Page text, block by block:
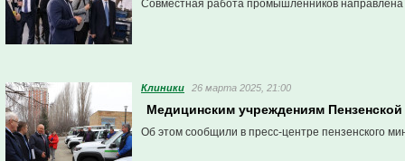
Совместная работа промышленников
Клиники 26 марта 2025, 21:00
Медицинским учреждениям
Об этом сообщили в пресс-центре пензенского